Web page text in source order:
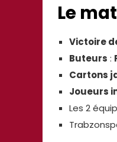
Le
Victoire
Buteurs :
Cartons
Joueurs
Les 2